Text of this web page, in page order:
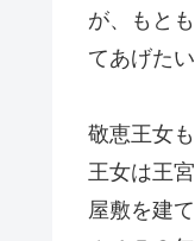
が、もと
てあげた
敬恵王女
王女は王
屋敷を建